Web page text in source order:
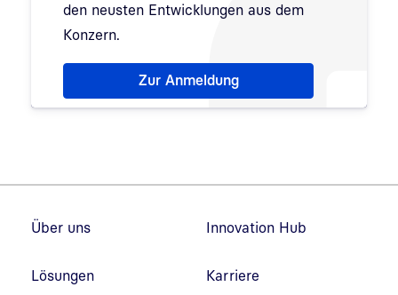
den neusten Entwicklungen aus dem
Konzern.
Hinweis: Dialog zur Newsletter-Anmeldung wurde
Zur Anmeldung
Über uns
Lösungen
Innovation Hub
Karriere